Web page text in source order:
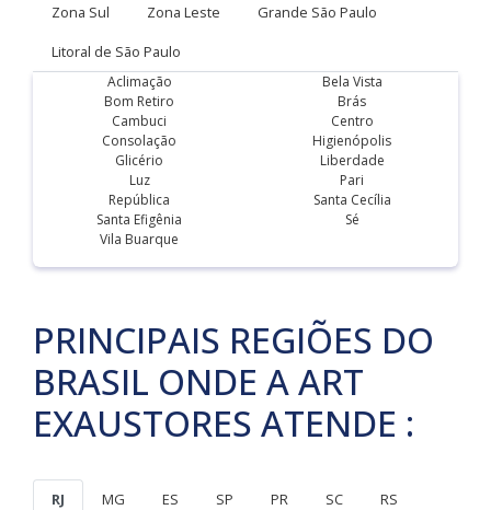
Zona Sul
Zona Leste
Grande São Paulo
Litoral de São Paulo
Aclimação
Bela Vista
Bom Retiro
Brás
Cambuci
Centro
Consolação
Higienópolis
Glicério
Liberdade
Luz
Pari
República
Santa Cecília
Santa Efigênia
Sé
Vila Buarque
PRINCIPAIS REGIÕES DO
BRASIL ONDE A ART
EXAUSTORES ATENDE :
RJ MG ES SP PR SC
RS